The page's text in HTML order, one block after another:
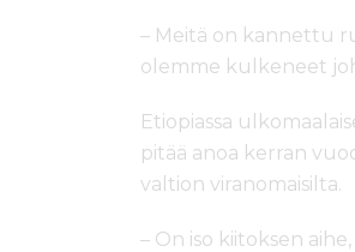
– Meitä on kannettu
olemme kulkeneet
Etiopiassa
pitää anoa kerran
valtion viranomaisilta.
– On iso kiitoksen